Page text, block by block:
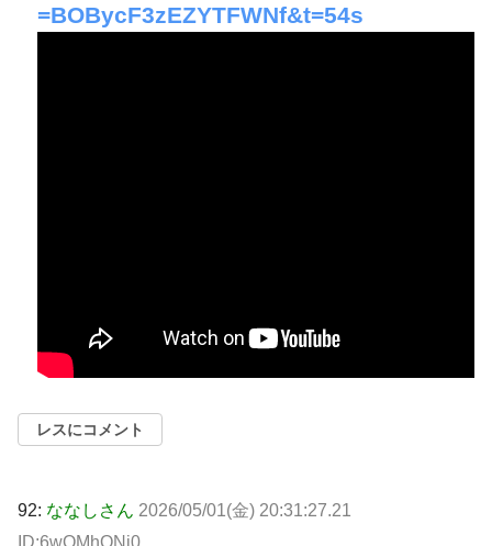
=BOBycF3zEZYTFWNf&t=54s
レスにコメント
92: ななしさん 2026/05/01(金) 20:31:27.21
ID:6wOMhONi0